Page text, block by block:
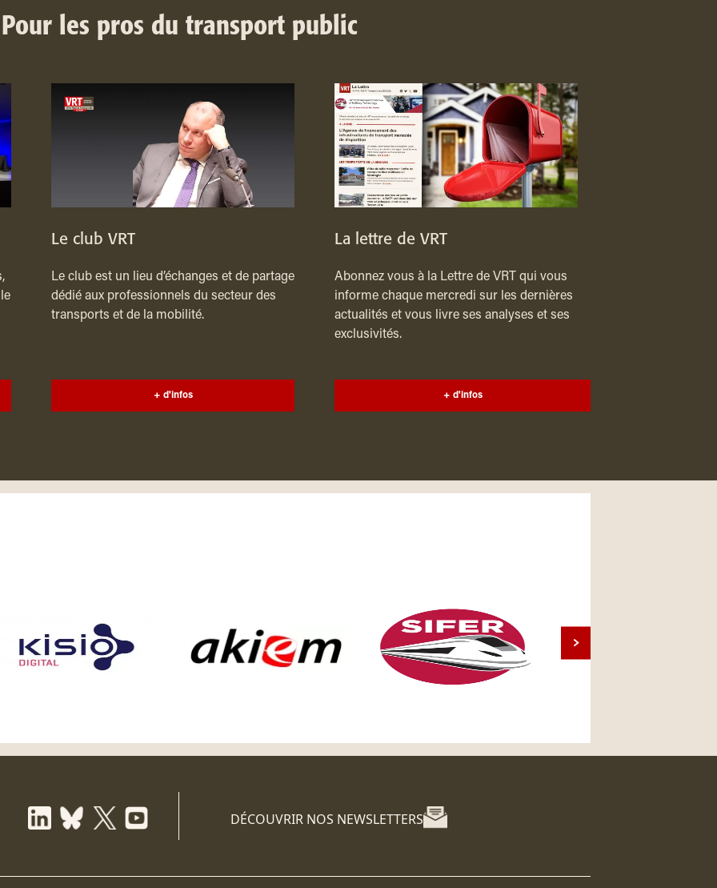
Pour les pros du transport public
Le club VRT
Le club est un lieu d’échanges et de partage
dédié aux professionnels du secteur des
transports et de la mobilité.
+ d'infos
La lettre de VRT
Abonnez vous à la Lettre de VRT qui vous
informe chaque mercredi sur les dernières
actualités et vous livre ses analyses et ses
exclusivités.
+ d'infos
DÉCOUVRIR NOS NEWSLETTERS